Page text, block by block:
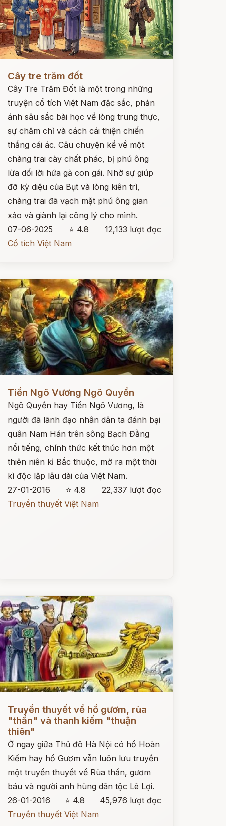
Cây tre trăm đốt
Cây Tre Trăm Đốt là một trong những
truyện cổ tích Việt Nam đặc sắc, phản
ánh sâu sắc bài học về lòng trung thực,
sự chăm chỉ và cách cái thiện chiến
thắng cái ác. Câu chuyện kể về một
chàng trai cày chất phác, bị phú ông
lừa dối lời hứa gả con gái. Nhờ sự giúp
đỡ kỳ diệu của Bụt và lòng kiên trì,
chàng trai đã vạch mặt phú ông gian
xảo và giành lại công lý cho mình.
07-06-2025
⭐ 4.8
12,133 lượt đọc
Cổ tích Việt Nam
Đọc ngay
Tiền Ngô Vương Ngô Quyền
Ngô Quyền hay Tiền Ngô Vương, là
người đã lãnh đạo nhân dân ta đánh bại
quân Nam Hán trên sông Bạch Đằng
nổi tiếng, chính thức kết thúc hơn một
thiên niên kỉ Bắc thuộc, mở ra một thời
kì độc lập lâu dài của Việt Nam.
27-01-2016
⭐ 4.8
22,337 lượt đọc
Truyền thuyết Việt Nam
Đọc ngay
Truyền thuyết về hồ gươm, rùa
"thần" và thanh kiếm "thuận
thiên"
Ở ngay giữa Thủ đô Hà Nội có hồ Hoàn
Kiếm hay hồ Gươm vẫn luôn lưu truyền
một truyền thuyết về Rùa thần, gươm
báu và người anh hùng dân tộc Lê Lợi.
26-01-2016
⭐ 4.8
45,976 lượt đọc
Truyền thuyết Việt Nam